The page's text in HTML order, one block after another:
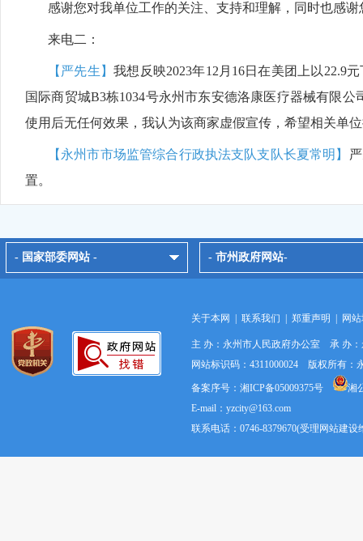
感谢您对我单位工作的关注、支持和理解，同时也感
来电二：
【严先生】我想反映2023年12月16日在美团上以22.9
国际商贸城B3栋1034号永州市东安德洛康医疗器械有限公
使用后无任何效果，我认为该商家虚假宣传，希望相关单
【 永州市市场监管综合行政执法支队支队长夏常明 】
置。
【处置结果】经东安县市场监督管理局核查，该公司
联系，投诉人已于2024年1月2日撤诉并对处理结果表示满
【李女士】我在冷水滩区的化妆品店购买了化妆品，
【 永州市市场监管 行政执法支队支队长夏常明】
应的图片或视频资料作为维权佐证材料，可向市场监管部
感谢您对我单位工作的关注、支持和理解，同时也感
- 国家部委网站 - - 市州政府网站-
关于本网 联系我们 郑重声明 网
主 办：永州市人民政府办公室 承 办
网站标识码：4311000024 版权所有：
备案序号：湘ICP备05009375号
湘
E-mail：yzcity@163.com
联系电话：0746-8379670(受理网站建